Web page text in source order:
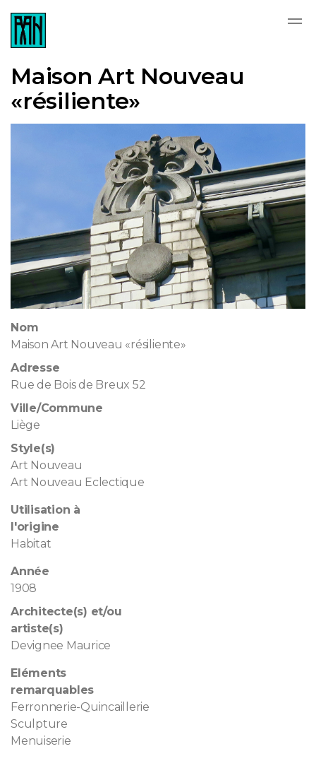
Maison Art Nouveau
«résiliente»
Nom
Maison Art Nouveau «résiliente»
Adresse
Rue de Bois de Breux 52
Ville/Commune
Liège
Style(s)
Art Nouveau
Art Nouveau Eclectique
Utilisation à
l'origine
Habitat
Année
1908
Architecte(s) et/ou
artiste(s)
Devignee Maurice
Eléments
remarquables
Ferronnerie-Quincaillerie
Sculpture
Menuiserie